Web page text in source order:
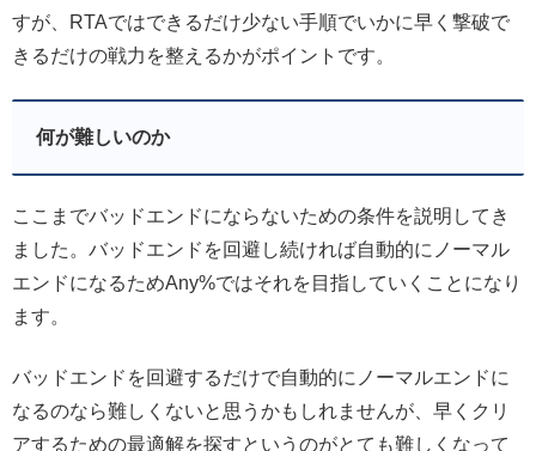
すが、RTAではできるだけ少ない手順でいかに早く撃破で
きるだけの戦力を整えるかがポイントです。
何が難しいのか
ここまでバッドエンドにならないための条件を説明してき
ました。バッドエンドを回避し続ければ自動的にノーマル
エンドになるためAny%ではそれを目指していくことになり
ます。
バッドエンドを回避するだけで自動的にノーマルエンドに
なるのなら難しくないと思うかもしれませんが、早くクリ
アするための最適解を探すというのがとても難しくなって